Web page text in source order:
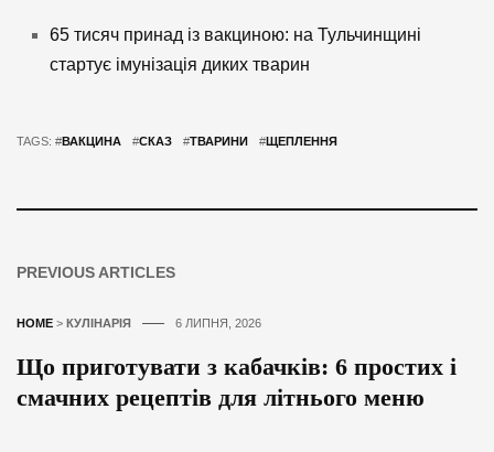
65 тисяч принад із вакциною: на Тульчинщині
стартує імунізація диких тварин
TAGS: #ВАКЦИНА #СКАЗ #ТВАРИНИ #ЩЕПЛЕННЯ
PREVIOUS ARTICLES
HOME > КУЛІНАРІЯ 6 ЛИПНЯ, 2026
Що приготувати з кабачків: 6 простих і
смачних рецептів для літнього меню